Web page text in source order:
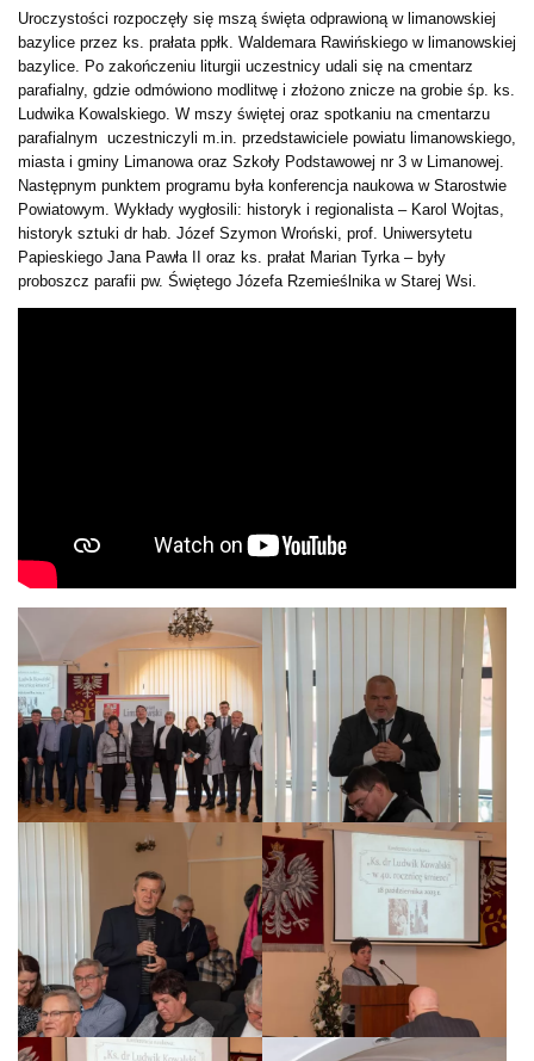
Uroczystości rozpoczęły się mszą święta odprawioną w limanowskiej
bazylice przez ks. prałata ppłk. Waldemara Rawińskiego w limanowskiej
bazylice. Po zakończeniu liturgii uczestnicy udali się na cmentarz
parafialny, gdzie odmówiono modlitwę i złożono znicze na grobie śp. ks.
Ludwika Kowalskiego. W mszy świętej oraz spotkaniu na cmentarzu
parafialnym uczestniczyli m.in. przedstawiciele powiatu limanowskiego,
miasta i gminy Limanowa oraz Szkoły Podstawowej nr 3 w Limanowej.
Następnym punktem programu była konferencja naukowa w Starostwie
Powiatowym. Wykłady wygłosili: historyk i regionalista – Karol Wojtas,
historyk sztuki dr hab. Józef Szymon Wroński, prof. Uniwersytetu
Papieskiego Jana Pawła II oraz ks. prałat Marian Tyrka – były
proboszcz parafii pw. Świętego Józefa Rzemieślnika w Starej Wsi.